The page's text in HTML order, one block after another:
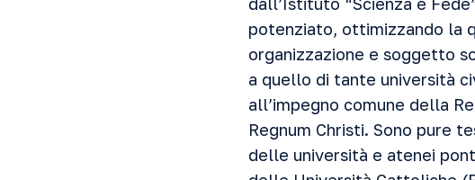
potenziato, ottimizzando la
organizzazione e soggetto
a quello di tante università
all’impegno comune della
Regnum Christi. Sono pure
delle università e atenei